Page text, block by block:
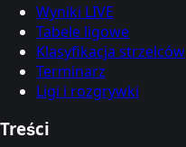
Wyniki LIVE
Tabele ligowe
Klasyfikacja strzelców
Terminarz
Ligi i rozgrywki
Treści